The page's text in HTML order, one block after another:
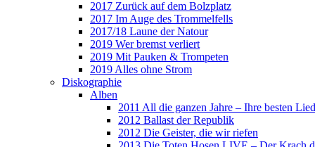
2017 Zurück auf dem Bolzplatz
2017 Im Auge des Trommelfells
2017/18 Laune der Natour
2019 Wer bremst verliert
2019 Mit Pauken & Trompeten
2019 Alles ohne Strom
Diskographie
Alben
2011 All die ganzen Jahre – Ihre besten
2012 Ballast der Republik
2012 Die Geister, die wir riefen